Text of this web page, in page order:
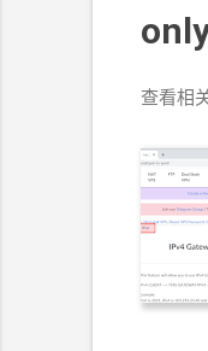
查看相